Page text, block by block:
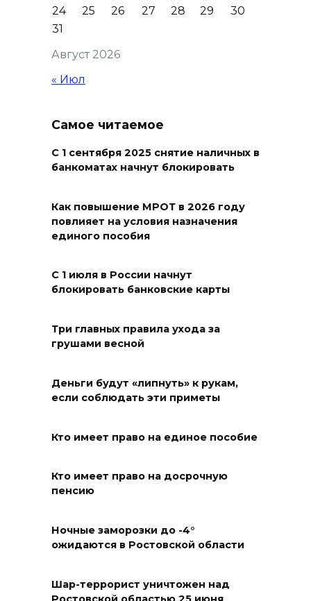
Проект Таганрогского музея
программы «Красота внутри»
07 августа 2026 12:30
Строить. Создавать. Созидать.
#МЫВМЕСТЕ-2026 вышли 12
проектов
Александр Ищенко отметил
строителей в помощи
госпиталям, школам и
07 августа 2026 12:28
медколледже
областью
Август 2026
24
25 26 27 28 29
30
31
« Июл
Самое читаемое
С 1 сентября 2025 снятие наличных в
банкоматах начнут блокировать
Как повышение МРОТ в 2026 году
повлияет на условия назначения
единого пособия
С 1 июля в России начнут
блокировать банковские карты
Три главных правила ухода за
грушами весной
Деньги будут «липнуть» к рукам,
если соблюдать эти приметы
Кто имеет право на единое пособие
Кто имеет право на досрочную
пенсию
Ночные заморозки до -4°
ожидаются в Ростовской области
Шар-террорист уничтожен над